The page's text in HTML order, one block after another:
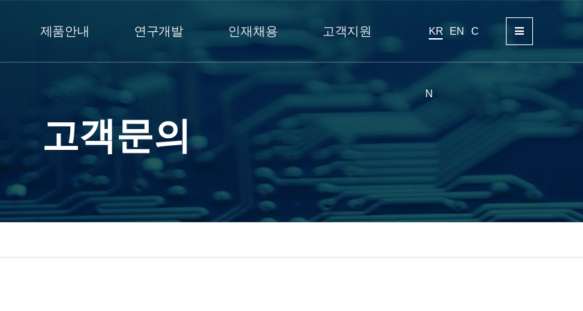
KR EN C
N
제품안내 연구개발 인재채용 고객지원
고객문의